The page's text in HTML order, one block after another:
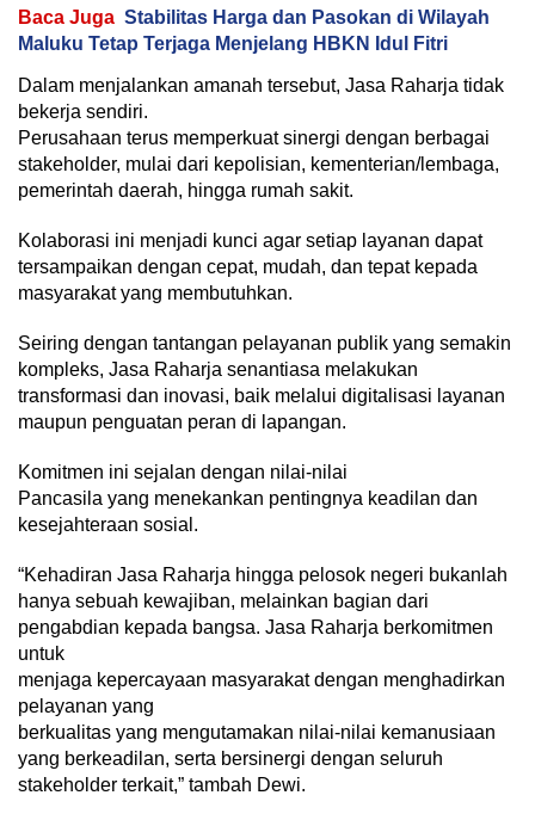
Baca Juga Stabilitas Harga dan Pasokan di Wilayah
Maluku Tetap Terjaga Menjelang HBKN Idul Fitri
Dalam menjalankan amanah tersebut, Jasa Raharja tidak
bekerja sendiri.
Perusahaan terus memperkuat sinergi dengan berbagai
stakeholder, mulai dari kepolisian, kementerian/lembaga,
pemerintah daerah, hingga rumah sakit.
Kolaborasi ini menjadi kunci agar setiap layanan dapat
tersampaikan dengan cepat, mudah, dan tepat kepada
masyarakat yang membutuhkan.
Seiring dengan tantangan pelayanan publik yang semakin
kompleks, Jasa Raharja senantiasa melakukan
transformasi dan inovasi, baik melalui digitalisasi layanan
maupun penguatan peran di lapangan.
Komitmen ini sejalan dengan nilai-nilai
Pancasila yang menekankan pentingnya keadilan dan
kesejahteraan sosial.
“Kehadiran Jasa Raharja hingga pelosok negeri bukanlah
hanya sebuah kewajiban, melainkan bagian dari
pengabdian kepada bangsa. Jasa Raharja berkomitmen
untuk
menjaga kepercayaan masyarakat dengan menghadirkan
pelayanan yang
berkualitas yang mengutamakan nilai-nilai kemanusiaan
yang berkeadilan, serta bersinergi dengan seluruh
stakeholder terkait,” tambah Dewi.